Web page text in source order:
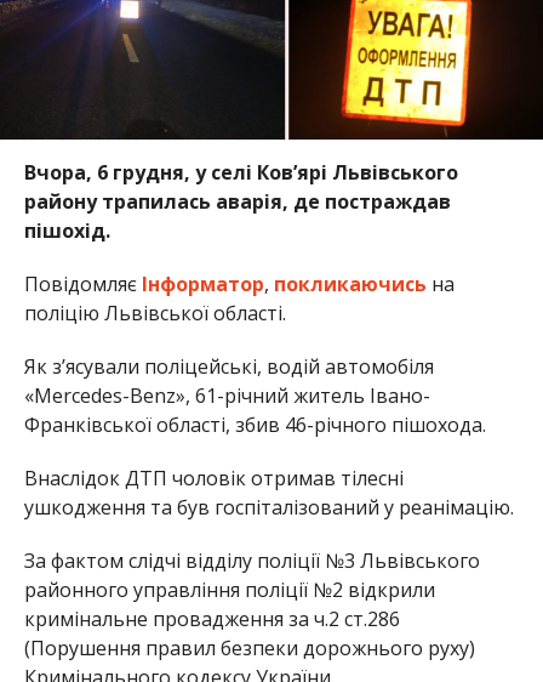
Вчора, 6 грудня, у селі Ков’ярі Львівського
району трапилась аварія, де постраждав
пішохід.
Повідомляє Інформатор, покликаючись на
поліцію Львівської області.
Як з’ясували поліцейські, водій автомобіля
«Mercedes-Benz», 61-річний житель Івано-
Франківської області, збив 46-річного пішохода.
Внаслідок ДТП чоловік отримав тілесні
ушкодження та був госпіталізований у реанімацію.
За фактом слідчі відділу поліції №3 Львівського
районного управління поліції №2 відкрили
кримінальне провадження за ч.2 ст.286
(Порушення правил безпеки дорожнього руху)
Кримінального кодексу України.